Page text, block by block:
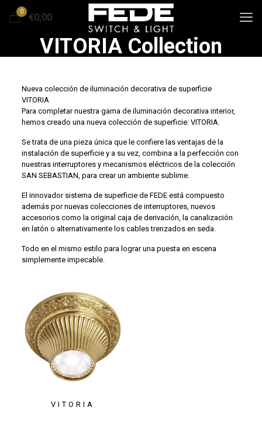
0
€0,00
VITORIA Collection
Nueva colección de iluminación decorativa de superficie
VITORIA
Para completar nuestra gama de iluminación decorativa interior,
hemos creado una nueva colección de superficie: VITORIA.
Se trata de una pieza única que le confiere las ventajas de la
instalación de superficie y a su vez, combina a la perfección con
nuestras interruptores y mecanismos eléctricos de la colección
SAN SEBASTIAN, para crear un ambiente sublime.
El innovador sistema de superficie de FEDE está compuesto
además por nuevas colecciones de interruptores, nuevos
accesorios como la original caja de derivación, la canalización
en latón o alternativamente los cables trenzados en seda.
Todo en el mismo estilo para lograr una puesta en escena
simplemente impecable.
VITORIA